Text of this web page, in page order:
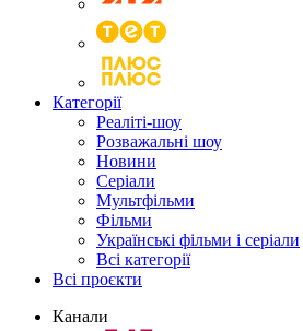
Категорії
Реаліті-шоу
Розважальні шоу
Новини
Серіали
Мультфільми
Фільми
Українські фільми і серіали
Всі категорії
Всі проєкти
Канали